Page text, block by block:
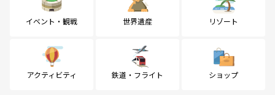
イベント・観戦 世界遺産 リゾート
アクティビティ 鉄道・フライト ショップ